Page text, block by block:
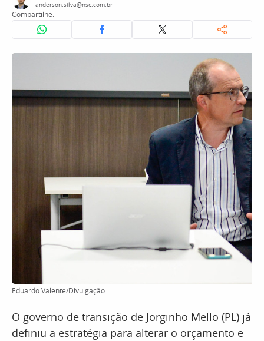
anderson.silva@nsc.com.br
Compartilhe:
Eduardo Valente/Divulgação
O governo de transição de Jorginho Mello (PL) já
definiu a estratégia para alterar o orçamento e